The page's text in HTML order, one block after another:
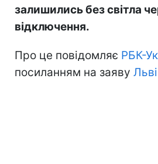
залишились без світла
відключення.
Про це повідомляє РБК-
посиланням на заяву